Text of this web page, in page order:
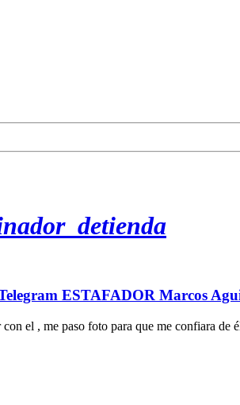
ESTAFADOR Marcos
el , me paso foto para que me confiara de